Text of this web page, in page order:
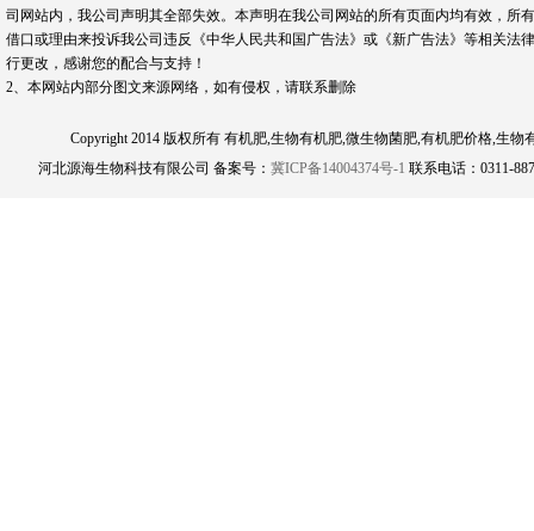
司网站内，我公司声明其全部失效。本声明在我公司网站的所有页面内均有效，
借口或理由来投诉我公司违反《中华人民共和国广告法》或《新广告法》等相关
行更改，感谢您的配合与支持！
2、本网站内部分图文来源网络，如有侵权，请联系删除
Copyright 2014 版权所有 有机肥,生物有机肥,微生物菌肥,有机肥价格,生
河北源海生物科技有限公司 备案号： 冀ICP备14004374号-1 联系电话：0311-